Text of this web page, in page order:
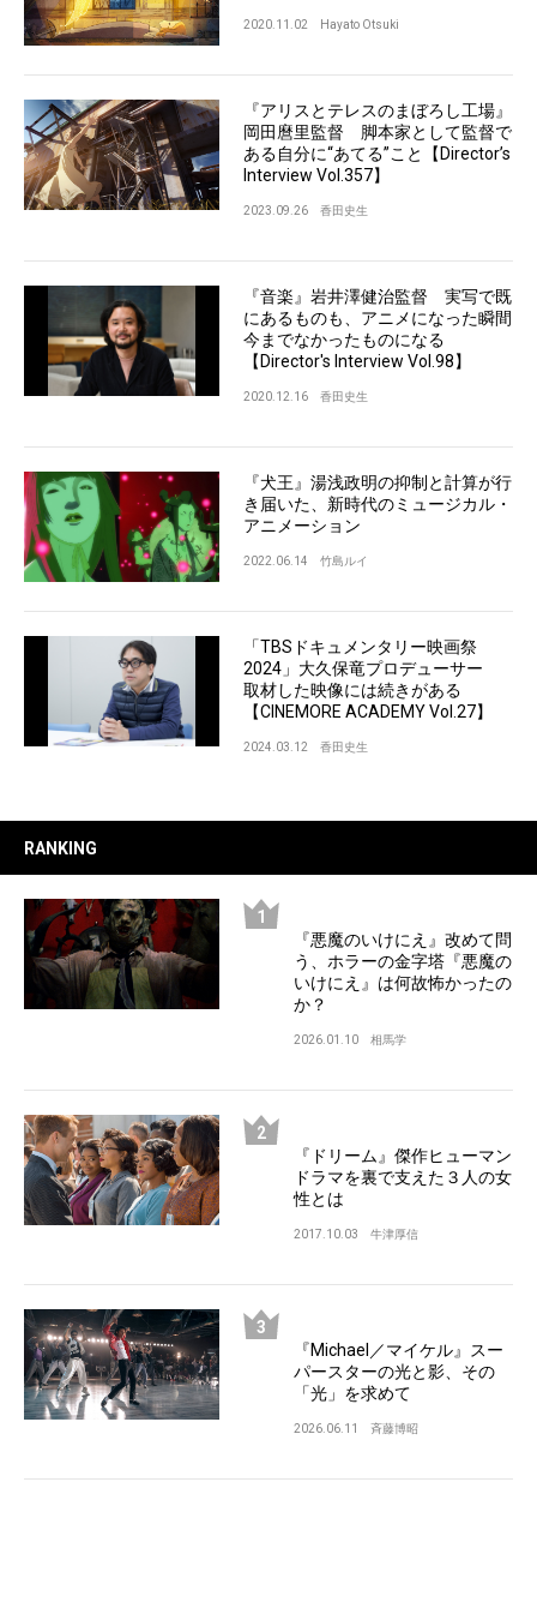
2020.11.02 Hayato Otsuki
『アリスとテレスのまぼろし工場』
岡田麿里監督 脚本家として監督で
ある自分に“あてる”こと【Director’s
Interview Vol.357】
2023.09.26 香田史生
『音楽』岩井澤健治監督 実写で既
にあるものも、アニメになった瞬間
今までなかったものになる
【Director's Interview Vol.98】
2020.12.16 香田史生
『犬王』湯浅政明の抑制と計算が行
き届いた、新時代のミュージカル・
アニメーション
2022.06.14 竹島ルイ
「TBSドキュメンタリー映画祭
2024」大久保竜プロデューサー
取材した映像には続きがある
【CINEMORE ACADEMY Vol.27】
2024.03.12 香田史生
RANKING
『悪魔のいけにえ』改めて問
う、ホラーの金字塔『悪魔の
いけにえ』は何故怖かったの
か？
2026.01.10 相馬学
『ドリーム』傑作ヒューマン
ドラマを裏で支えた３人の女
性とは
2017.10.03 牛津厚信
『Michael／マイケル』スー
パースターの光と影、その
「光」を求めて
2026.06.11 斉藤博昭